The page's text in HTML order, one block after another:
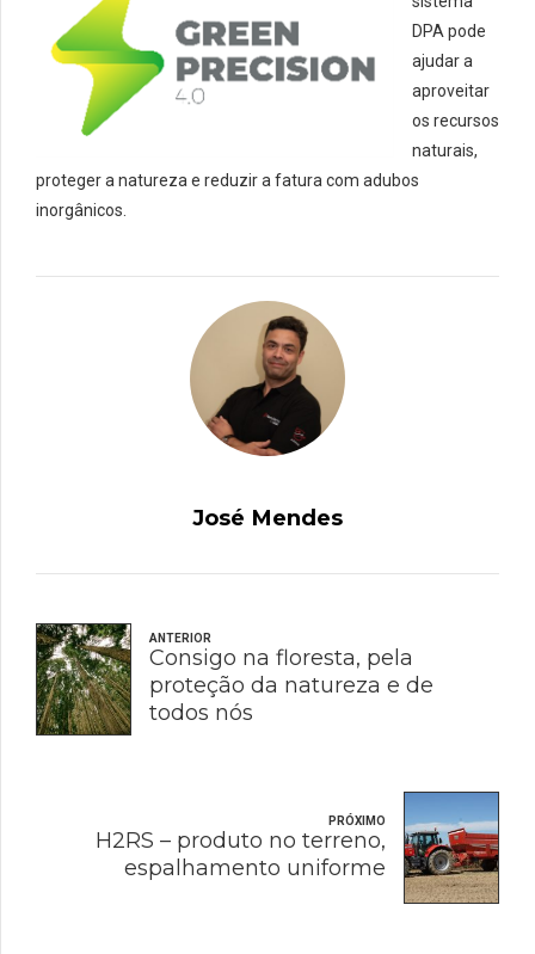
DPA pode
ajudar a
aproveitar
os recursos
naturais,
proteger a natureza e reduzir a fatura com adubos
inorgânicos.
José Mendes
ANTERIOR
Consigo na floresta, pela
proteção da natureza e de
todos nós
PRÓXIMO
H2RS – produto no terreno,
espalhamento uniforme